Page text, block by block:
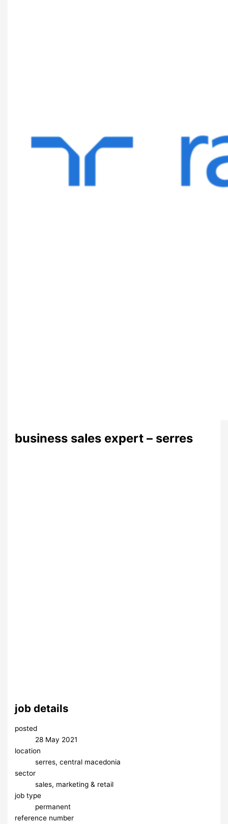
business sales expert – serres
job details
posted
28 May 2021
location
serres, central macedonia
sector
sales, marketing & retail
job type
permanent
reference number